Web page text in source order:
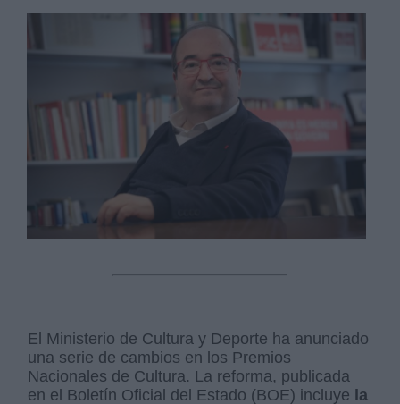
El Ministerio de Cultura y Deporte ha anunciado
una serie de cambios en los Premios
Nacionales de Cultura. La reforma, publicada
en el Boletín Oficial del Estado (BOE) incluye la